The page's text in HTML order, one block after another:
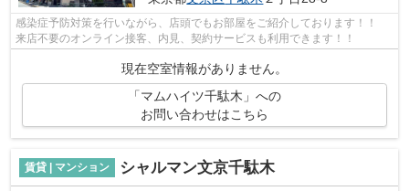
感染症予防対策を行いながら、店頭でもお部屋をご紹介しております！！
来店不要のオンライン接客、内見、契約サービスも利用できます！！
現在空室情報がありません。
「マムハイツ千駄木」への
お問い合わせはこちら
賃貸 | マンション シャルマン文京千駄木